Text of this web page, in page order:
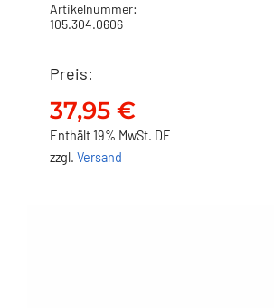
Strandzeltplane
37,95
Artikelnummer:
105.304.0606
Preis:
37,95 €
Enthält 19% MwSt. DE
zzgl. Versand